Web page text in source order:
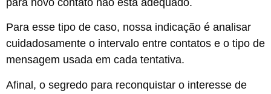
Para esse tipo de caso, nossa indicação é analisar
cuidadosamente o intervalo entre contatos e o tipo de
mensagem usada em cada tentativa.
Afinal, o segredo para reconquistar o interesse de